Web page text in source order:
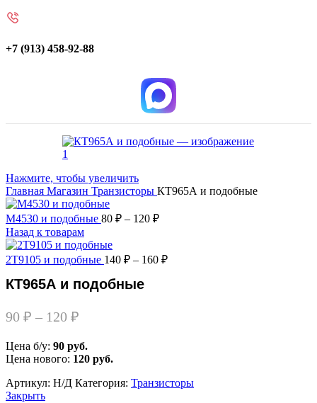
+7 (913) 458-92-88
Нажмите, чтобы увеличить
Главная Магазин Транзисторы КТ965А и подобные
М4530 и подобные 80 ₽ – 120 ₽
Назад к товарам
2Т9105 и подобные 140 ₽ – 160 ₽
КТ965А и подобные
90 ₽ – 120 ₽
Цена б/у: 90 руб.
Цена нового: 120 руб.
Артикул: Н/Д Категория: Транзисторы
Закрыть